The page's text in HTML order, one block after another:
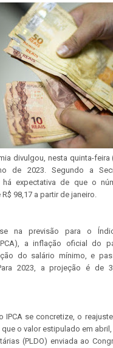
divulgou, nesta quinta-feira
de 2023. Segundo a
há expectativa de que o
98,17 a partir de janeiro.
se na previsão para o
a inflação oficial do
do salário mínimo, e
2023, a projeção é de
IPCA se concretize, o
o valor estipulado em
(PLDO) enviada ao